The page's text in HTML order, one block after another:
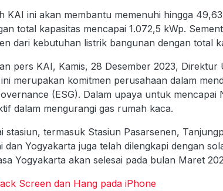
KAI ini akan membantu memenuhi hingga
total kapasitas mencapai 1.072,5 kWp.
dari kebutuhan listrik bangunan dengan total
pers KAI, Kamis, 28 Desember 2023,
merupakan komitmen perusahaan dalam
(ESG). Dalam upaya untuk mencapai
dalam mengurangi gas rumah kaca.
stasiun, termasuk Stasiun Pasarsenen,
dan Yogyakarta juga telah dilengkapi dengan
Yogyakarta akan selesai pada bulan Maret
Screen dan Hang pada iPhone